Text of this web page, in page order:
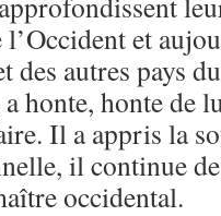
et
des autres pays
honte, honte de
Il a appris la
il continue de
occidental.